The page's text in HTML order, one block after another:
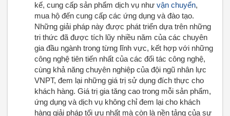
kế, cung cấp sản phẩm dịch vụ như vận chuyển,
mua hộ đến cung cấp các ứng dụng và đào tạo.
Những giải pháp này được phát triển dựa trên những
tri thức đã được tích lũy nhiều năm của các chuyên
gia đầu ngành trong từng lĩnh vực, kết hợp với những
công nghệ tiên tiến nhất của các đối tác công nghệ,
cùng khả năng chuyên nghiệp của đội ngũ nhân lực
VNPT, đem lại những giá trị sử dụng đích thực cho
khách hàng. Giá trị gia tăng cao trong mỗi sản phẩm,
ứng dụng và dịch vụ không chỉ đem lại cho khách
hàng giải pháp tối ưu nhất mà còn là nền tảng của sự